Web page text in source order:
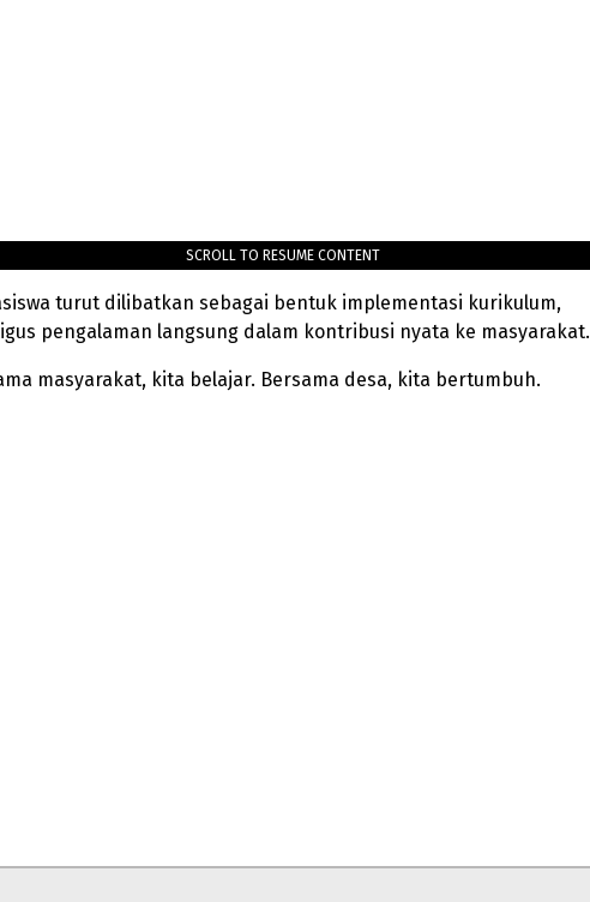
SCROLL TO RESUME CONTENT
turut dilibatkan sebagai bentuk implementasi kurikulum,
pengalaman langsung dalam kontribusi nyata ke masyarakat.
masyarakat, kita belajar. Bersama desa, kita bertumbuh.